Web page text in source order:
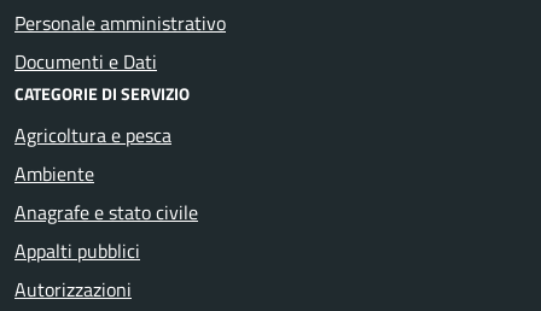
Personale amministrativo
Documenti e Dati
CATEGORIE DI SERVIZIO
Agricoltura e pesca
Ambiente
Anagrafe e stato civile
Appalti pubblici
Autorizzazioni